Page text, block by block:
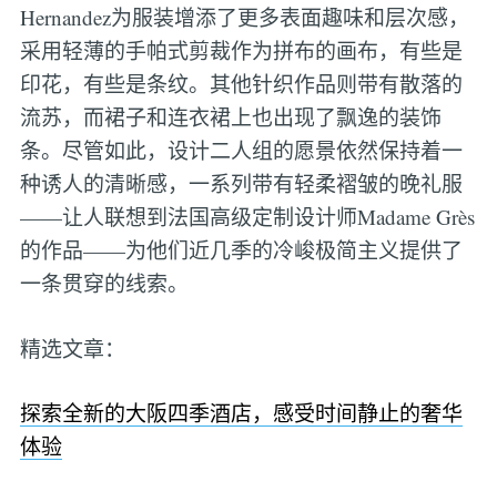
Hernandez为服装增添了更多表面趣味和层次感，
采用轻薄的手帕式剪裁作为拼布的画布，有些是
印花，有些是条纹。其他针织作品则带有散落的
流苏，而裙子和连衣裙上也出现了飘逸的装饰
条。尽管如此，设计二人组的愿景依然保持着一
种诱人的清晰感，一系列带有轻柔褶皱的晚礼服
——让人联想到法国高级定制设计师Madame Grès
的作品——为他们近几季的冷峻极简主义提供了
一条贯穿的线索。
精选文章：
探索全新的大阪四季酒店，感受时间静止的奢华
体验